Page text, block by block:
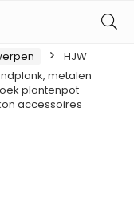
HJW
metalen
plantenpot
accessoires